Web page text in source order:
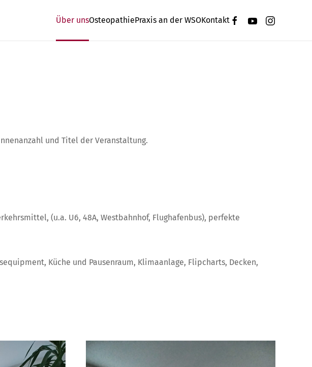
Über unsOsteopathiePraxis an der WSOKontakt
und Titel der Veranstaltung.
(u.a. U6, 48A, Westbahnhof, Flughafenbus), perfekte
Küche und Pausenraum, Klimaanlage, Flipcharts, Decken,